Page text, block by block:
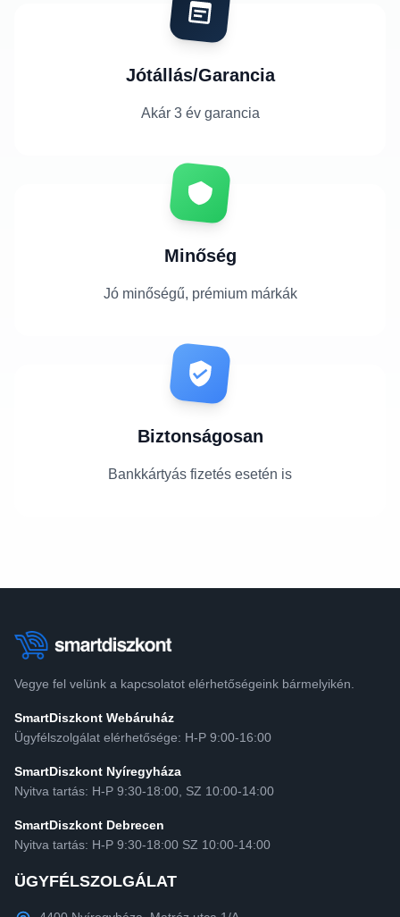
Jótállás/Garancia
Akár 3 év garancia
Minőség
Jó minőségű, prémium márkák
Biztonságosan
Bankkártyás fizetés esetén is
Vegye fel velünk a kapcsolatot elérhetőségeink bármelyikén.
SmartDiszkont Webáruház
Ügyfélszolgálat elérhetősége: H-P 9:00-16:00
SmartDiszkont Nyíregyháza
Nyitva tartás: H-P 9:30-18:00, SZ 10:00-14:00
SmartDiszkont Debrecen
Nyitva tartás: H-P 9:30-18:00 SZ 10:00-14:00
ÜGYFÉLSZOLGÁLAT